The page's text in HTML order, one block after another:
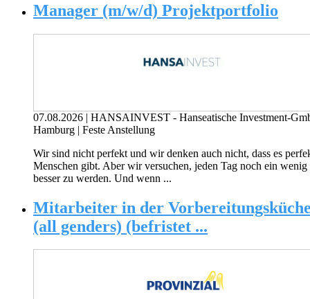
Manager (m/w/d) Projektportfolio
07.08.2026 | HANSAINVEST - Hanseatische Investment-
Hamburg | Feste Anstellung
Wir sind nicht perfekt und wir denken auch nicht, dass es
Menschen gibt. Aber wir versuchen, jeden Tag noch ein wenig
besser zu werden. Und wenn ...
Mitarbeiter in der
(all genders) (befristet ...